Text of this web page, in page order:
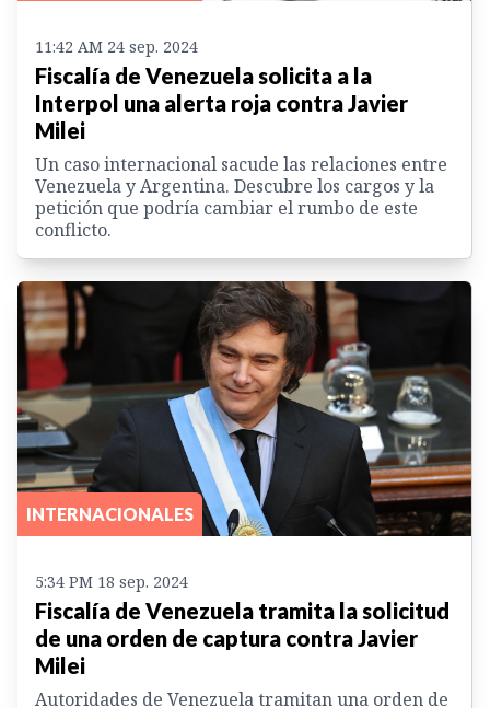
11:42 AM 24 sep. 2024
Fiscalía de Venezuela solicita a la
Interpol una alerta roja contra Javier
Milei
Un caso internacional sacude las relaciones entre
Venezuela y Argentina. Descubre los cargos y la
petición que podría cambiar el rumbo de este
conflicto.
INTERNACIONALES
5:34 PM 18 sep. 2024
Fiscalía de Venezuela tramita la solicitud
de una orden de captura contra Javier
Milei
Autoridades de Venezuela tramitan una orden de